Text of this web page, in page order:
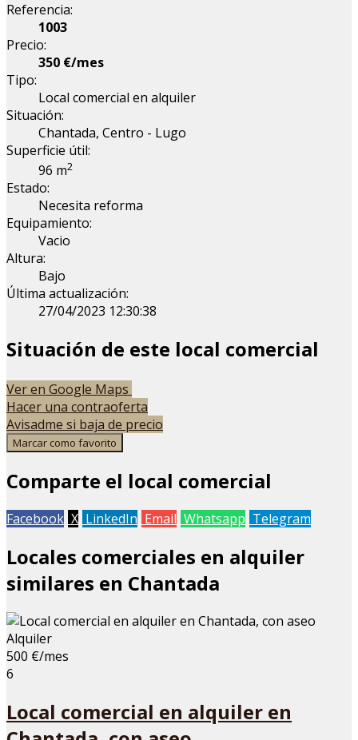
Referencia:
1003
Precio:
350 €/mes
Tipo:
Local comercial en alquiler
Situación:
Chantada, Centro - Lugo
Superficie útil:
96 m2
Estado:
Necesita reforma
Equipamiento:
Vacio
Altura:
Bajo
Última actualización:
27/04/2023 12:30:38
Situación de este local comercial
+
−
Ver en Google Maps
Hacer una contraoferta
Avisadme si baja de precio
Marcar como favorito
Comparte el local comercial
Facebook X LinkedIn Email Whatsapp Telegram
Locales comerciales en alquiler
similares en Chantada
Alquiler
500 €/mes
6
Local comercial en alquiler en